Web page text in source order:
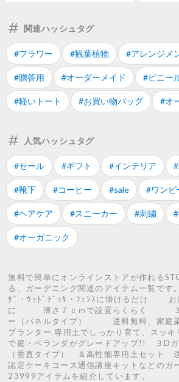
関連ハッシュタグ
#フラワー #観葉植物 #アレンジメ
#贈答用 #オーダーメイド #ビニー
#軽いトート #お買い物バッグ #オ
人気ハッシュタグ
#セール #ギフト #インテリア
#靴下 #コーヒー #sale #ワンピ
#ヘアケア #スニーカー #刺繍
#オーガニック
無料で簡単にオンラインストアが作れる
る、ガーデニング関連のアイテム一覧です
ﾀﾞ・ｳｯﾄﾞﾃﾞｯｷ・ﾌｪﾝｽに掛けるだけ お
に 薄さ７ｃｍで設置らくらく ３D
ー（パネルタイプ） 送料無料、家庭
プランター 専用土でしっかり育て、スッ
で庭・ベランダがグレードアップ!! ３Dガ
（垂直タイプ） ＆高性能専用土セット
認定ケーキコース通信講座キットなどのガ
23999アイテムを紹介しています。